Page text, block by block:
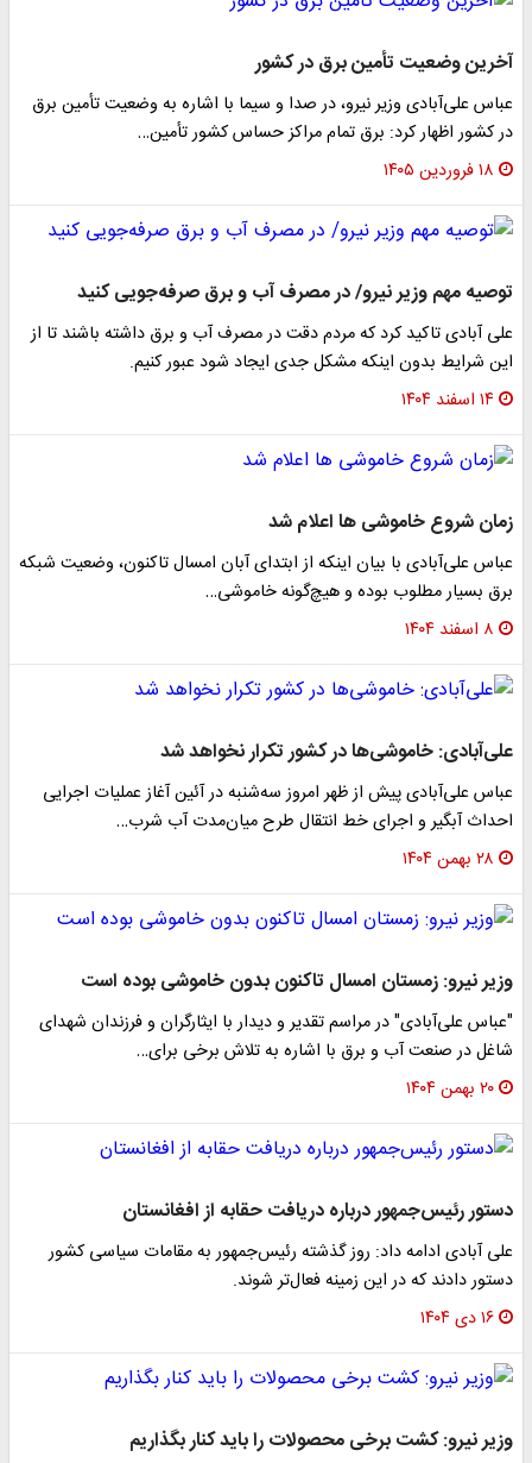
آخرین وضعیت تأمین برق در کشور
عباس علی‌آبادی وزیر نیرو، در صدا و سیما با اشاره به وضعیت تأمین برق
در کشور اظهار کرد: برق تمام مراکز حساس کشور تأمین…
۱۸ فروردین ۱۴۰۵
توصیه مهم وزیر نیرو/ در مصرف آب و برق صرفه‌جویی کنید
علی آبادی تاکید کرد که مردم دقت در مصرف آب و برق داشته باشند تا از
این شرایط بدون اینکه مشکل جدی ایجاد شود عبور کنیم.
۱۴ اسفند ۱۴۰۴
زمان شروع خاموشی ها اعلام شد
عباس علی‌آبادی با بیان اینکه از ابتدای آبان امسال تاکنون، وضعیت شبکه
برق بسیار مطلوب بوده و هیچ‌گونه خاموشی…
۸ اسفند ۱۴۰۴
علی‌آبادی: خاموشی‌ها در کشور تکرار نخواهد شد
عباس علی‌آبادی پیش از ظهر امروز سه‌شنبه در آئین آغاز عملیات اجرایی
احداث آبگیر و اجرای خط انتقال طرح میان‌مدت آب شرب…
۲۸ بهمن ۱۴۰۴
وزیر نیرو: زمستان امسال تاکنون بدون خاموشی بوده است
"عباس علی‌آبادی" در مراسم تقدیر و دیدار با ایثارگران و فرزندان شهدای
شاغل در صنعت آب و برق با اشاره به تلاش برخی برای…
۲۰ بهمن ۱۴۰۴
دستور رئیس‌جمهور درباره دریافت حقابه از افغانستان
علی آبادی ادامه داد: روز گذشته رئیس‌جمهور به مقامات سیاسی کشور
دستور دادند که در این زمینه فعال‌تر شوند.
۱۶ دی ۱۴۰۴
وزیر نیرو: کشت برخی محصولات را باید کنار بگذاریم